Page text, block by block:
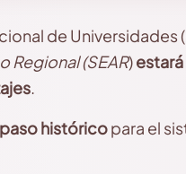
de Universidades
Regional(SEAR)estará
.
históricopara el